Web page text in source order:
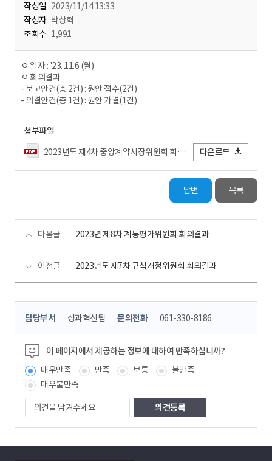
작성일 2023/11/14 13:33
작성자 박상혁
조회수 1,991
ㅇ 일자 : '23. 11.6.(월)
ㅇ 회의결과
- 보고안건(총 2건) : 원안 접수(2건)
- 의결안건(총 1건) : 원안 가결(1건)
첨부파일
2023년도 제4차 중앙계약시장위원회 회의록(231106).pdf
다운로드
답변 목록
다음글 2023년 제8차 계통평가위원회 회의결과
이전글 2023년도 제7차 규칙개정위원회 회의결과
콘
츠
정
보
책
임
자
담당부서 성과혁신팀 문의전화 061-330-8186
이 페이지에서 제공하는 정보에 대하여 만족하십니까?
매우만족
만족 보통
불만족
매우불만족
의
견
을
겨